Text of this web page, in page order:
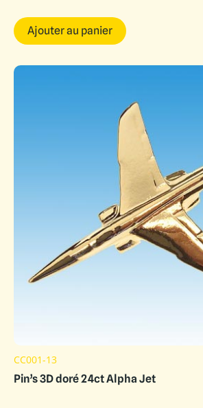
Ajouter au panier
CC001-13
Pin’s 3D doré 24ct Alpha Jet